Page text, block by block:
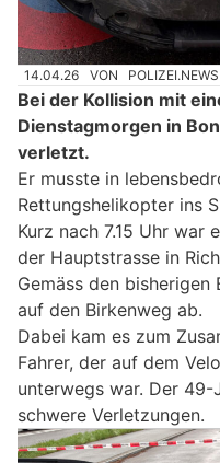
14.04.26 VON
Bei der Kollision mit
Dienstagmorgen in
verletzt.
Er musste in
Rettungshelikopter ins
Kurz nach 7.15 Uhr war
der Hauptstrasse in
Gemäss den
auf den Birkenweg ab.
Dabei kam es zum
Fahrer, der auf dem
unterwegs war. Der
schwere Verletzungen.